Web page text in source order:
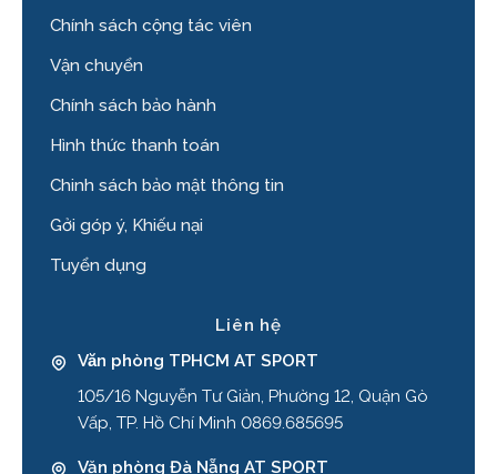
Chính sách cộng tác viên
Vận chuyển
Chính sách bảo hành
Hình thức thanh toán
Chinh sách bảo mật thông tin
Gởi góp ý, Khiếu nại
Tuyển dụng
Liên hệ
Văn phòng TPHCM AT SPORT
105/16 Nguyễn Tư Giản, Phường 12, Quận Gò
Vấp, TP. Hồ Chí Minh 0869.685695
Văn phòng Đà Nẵng AT SPORT